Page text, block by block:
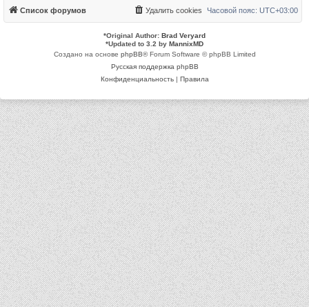
Список форумов Часовой пояс: UTC+03:00
Удалить cookies
*Original Author: Brad Veryard
*Updated to 3.2 by MannixMD
Создано на основе phpBB® Forum Software © phpBB Limited
Русская поддержка phpBB
Конфиденциальность| Правила